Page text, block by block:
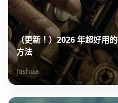
（更新！）2026 年超好用
方法
Joshua